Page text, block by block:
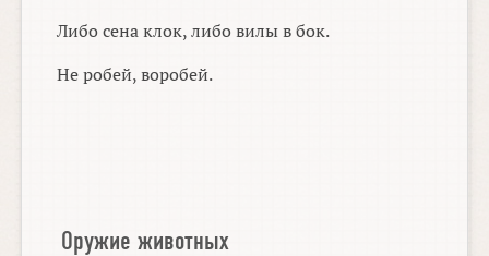
Либо сена клок, либо вилы в бок.
Не робей, воробей.
Оружие животных